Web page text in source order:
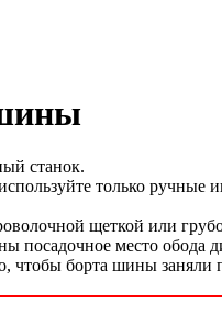
станок.
только
щеткой или
место обода
чтобы борта шины заняли